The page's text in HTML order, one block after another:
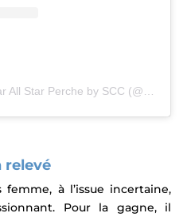
relevé
à l’issue incertaine,
Pour la gagne, il